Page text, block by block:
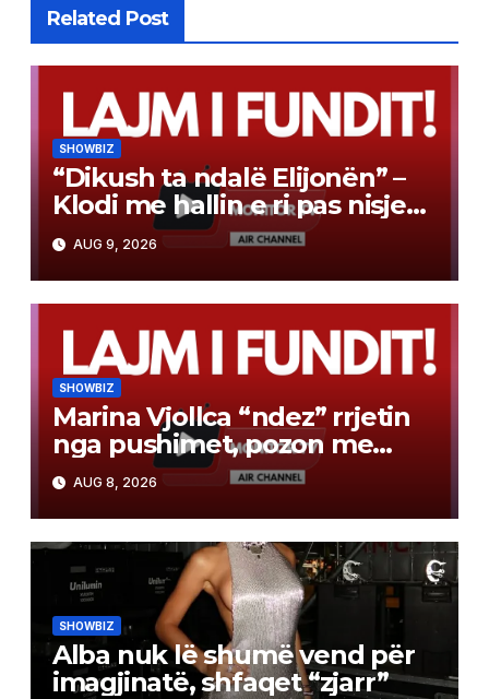
Related Post
SHOWBIZ
“Dikush ta ndalë Elijonën” –
Klodi me hallin e ri pas nisjes
së bashkëjetesës
AUG 9, 2026
SHOWBIZ
Marina Vjollca “ndez” rrjetin
nga pushimet, pozon me
bikini pranë detit
AUG 8, 2026
SHOWBIZ
Alba nuk lë shumë vend për
imagjinatë, shfaqet “zjarr”